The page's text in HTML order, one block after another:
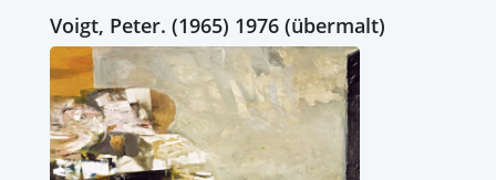
Voigt, Peter. (1965) 1976 (übermalt)